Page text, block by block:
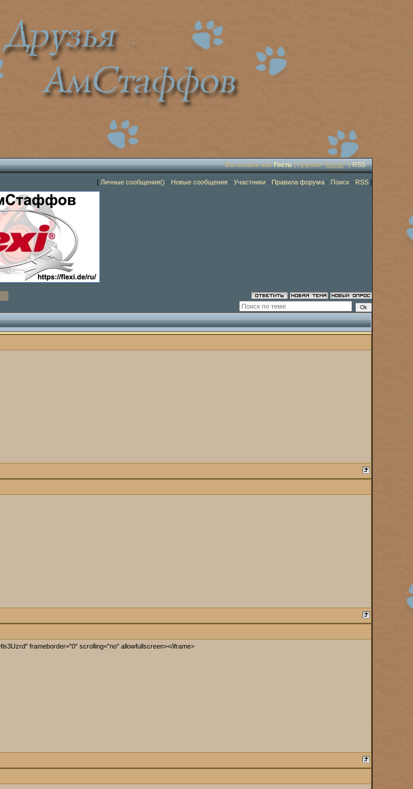
Вы вошли какГость| Группа "Гости" |RSS
[ Личные сообщения() · Новые сообщения · Участники · Правила форума · Поиск · RSS ]
frameborder="0" scrolling="no" allowfullscreen></iframe>